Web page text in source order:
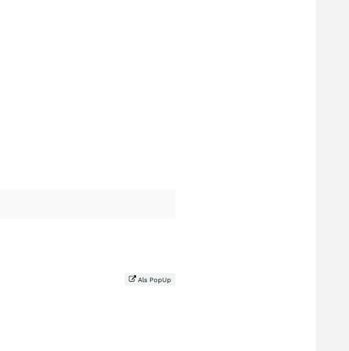
Als PopUp